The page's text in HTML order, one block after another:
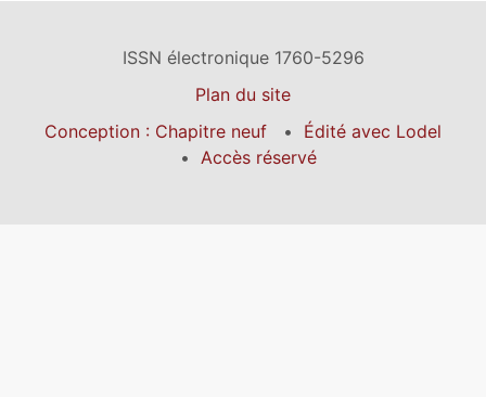
ISSN électronique 1760-5296
Plan du site
Conception : Chapitre neuf
Édité avec Lodel
Accès réservé